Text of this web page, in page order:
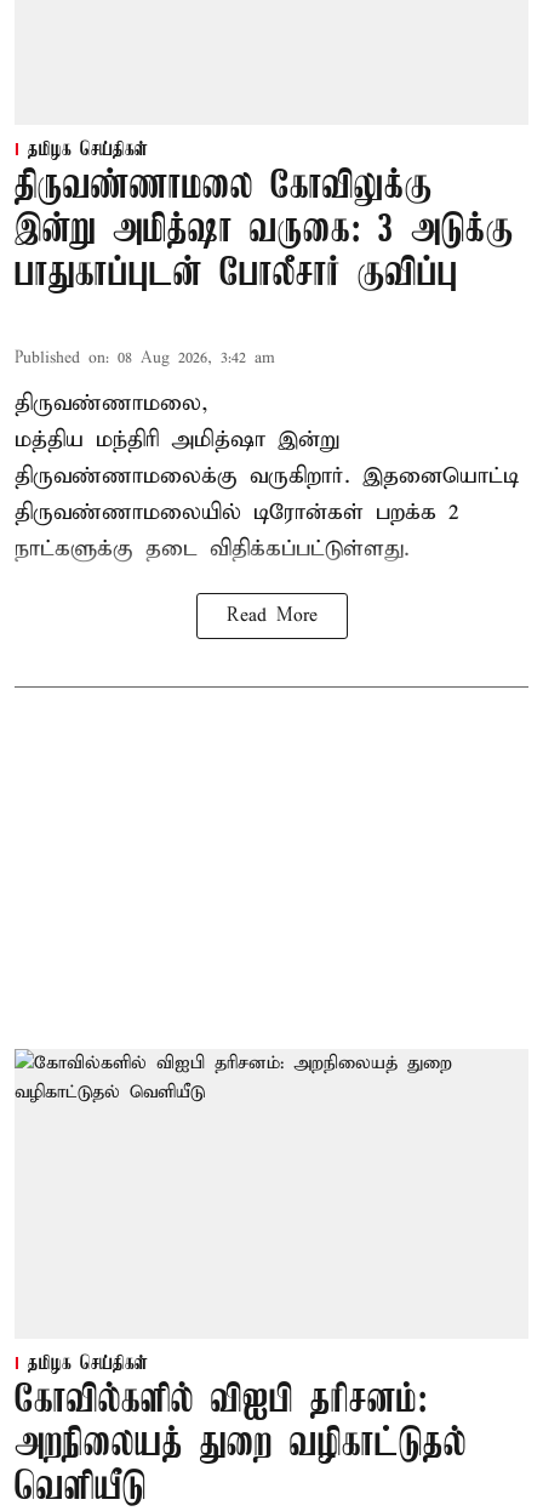
தமிழக செய்திகள்
திருவண்ணாமலை கோவிலுக்கு
இன்று அமித்ஷா வருகை: 3 அடுக்கு
பாதுகாப்புடன் போலீசார் குவிப்பு
Published on: 08 Aug 2026, 3:42 am
திருவண்ணாமலை,
மத்திய மந்திரி அமித்ஷா இன்று
திருவண்ணாமலைக்கு வருகிறார். இதனையொட்டி
திருவண்ணாமலையில் டிரோன்கள் பறக்க 2
நாட்களுக்கு தடை விதிக்கப்பட்டுள்ளது.
Read More
தமிழக செய்திகள்
கோவில்களில் விஐபி தரிசனம்:
அறநிலையத் துறை வழிகாட்டுதல்
வெளியீடு